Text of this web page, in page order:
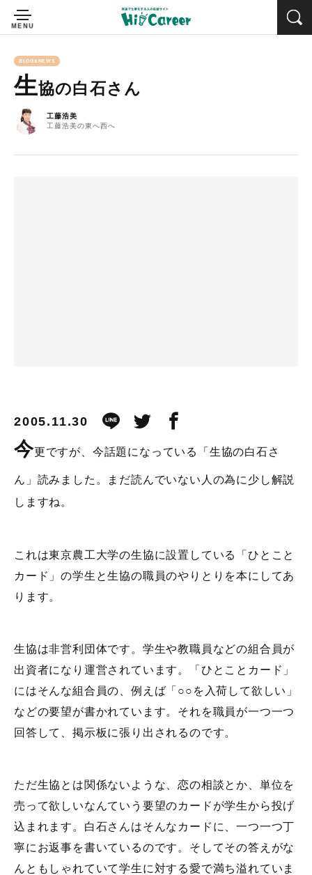
BLOG&NEWS
生協の白石さん
工藤浩美
工藤浩美の東へ西へ
2005.11.30
今更ですが、今話題になっている「生協の白石さ
ん」読みました。まだ読んでいない人の為に少し解説
しますね。
これは東京農工大学の生協に設置している「ひとこと
カード」の学生と生協の職員のやりとりを本にしてあ
ります。
生協は非営利団体です。学生や教職員などの組合員が
出資者になり運営されています。「ひとことカード」
にはそんな組合員の、例えば「○○を入荷して欲しい」
などの要望が書かれています。それを職員が一つ一つ
回答して、掲示板に張り出されるのです。
ただ生協とは関係ないような、恋の相談とか、単位を
売って欲しいなんていう要望のカードが学生から投げ
込まれます。白石さんはそんなカードに、一つ一つ丁
寧にお返事を書いているのです。そしてその答えがな
んともしゃれていて学生に対する愛で満ち溢れていま